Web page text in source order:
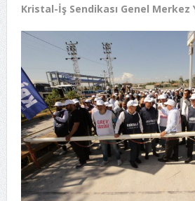
Kristal-İş Sendikası Genel Merkez